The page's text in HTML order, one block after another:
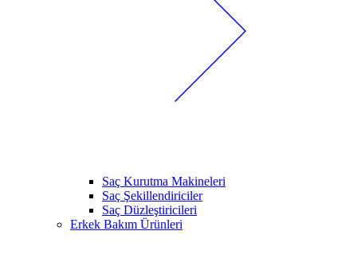
Saç Kurutma Makineleri
Saç Şekillendiriciler
Saç Düzleştiricileri
Erkek Bakım Ürünleri